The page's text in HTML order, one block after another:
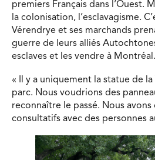
premiers Français dans l’Ouest.
la colonisation, l’esclavagisme.
Vérendrye et ses marchands
guerre de leurs alliés
esclaves et les vendre à Montréal.
« Il y a uniquement la statue de
parc. Nous voudrions des
reconnaître le passé. Nous
consultatifs avec des personnes